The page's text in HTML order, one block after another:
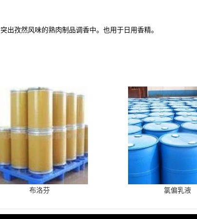
突出孜然风味的熟肉制品调香中。也用于日用香精。
布洛芬 氯偏乳液